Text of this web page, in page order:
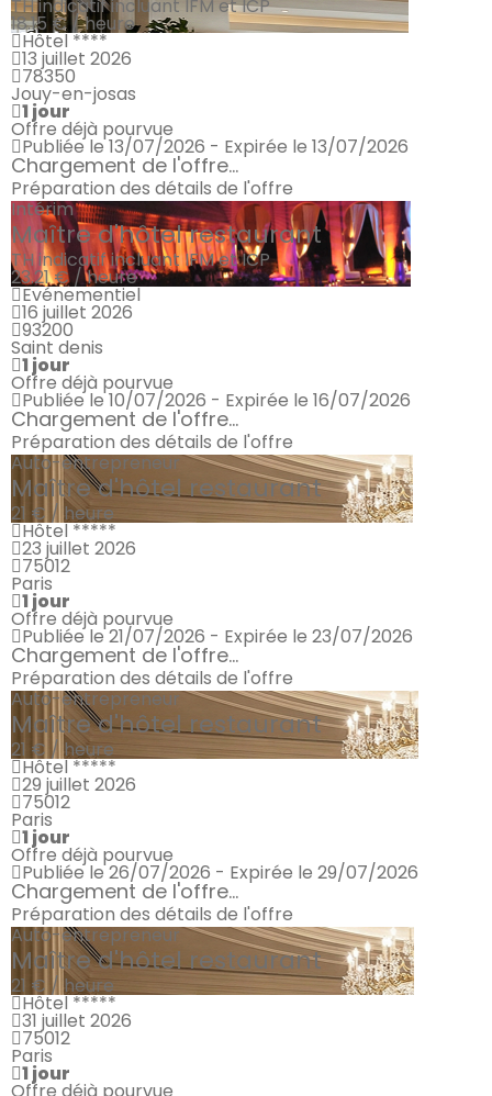
TH indicatif incluant IFM et ICP
18.15 € / heure
Hôtel ****
13 juillet 2026
78350
Jouy-en-josas
1 jour
Offre déjà pourvue
Publiée le 13/07/2026 - Expirée le 13/07/2026
Chargement de l'offre...
Préparation des détails de l'offre
Intérim
Maître d'hôtel restaurant
TH indicatif incluant IFM et ICP
23.21 € / heure
Evénementiel
16 juillet 2026
93200
Saint denis
1 jour
Offre déjà pourvue
Publiée le 10/07/2026 - Expirée le 16/07/2026
Chargement de l'offre...
Préparation des détails de l'offre
Auto-entrepreneur
Maître d'hôtel restaurant
21 € / heure
Hôtel *****
23 juillet 2026
75012
Paris
1 jour
Offre déjà pourvue
Publiée le 21/07/2026 - Expirée le 23/07/2026
Chargement de l'offre...
Préparation des détails de l'offre
Auto-entrepreneur
Maître d'hôtel restaurant
21 € / heure
Hôtel *****
29 juillet 2026
75012
Paris
1 jour
Offre déjà pourvue
Publiée le 26/07/2026 - Expirée le 29/07/2026
Chargement de l'offre...
Préparation des détails de l'offre
Auto-entrepreneur
Maître d'hôtel restaurant
21 € / heure
Hôtel *****
31 juillet 2026
75012
Paris
1 jour